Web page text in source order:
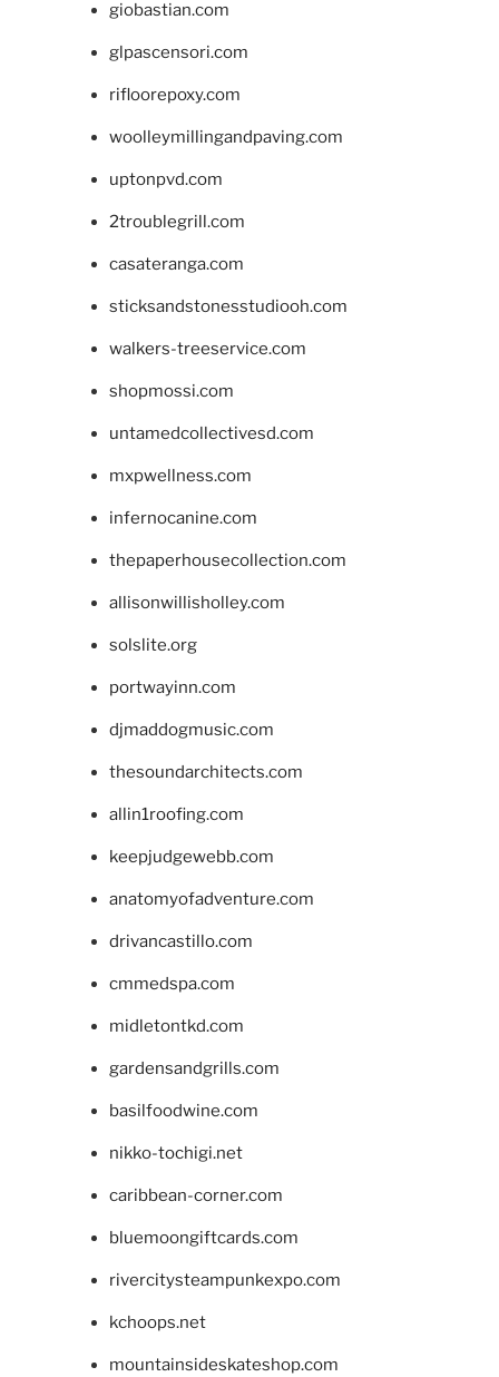
giobastian.com
glpascensori.com
rifloorepoxy.com
woolleymillingandpaving.com
uptonpvd.com
2troublegrill.com
casateranga.com
sticksandstonesstudiooh.com
walkers-treeservice.com
shopmossi.com
untamedcollectivesd.com
mxpwellness.com
infernocanine.com
thepaperhousecollection.com
allisonwillisholley.com
solslite.org
portwayinn.com
djmaddogmusic.com
thesoundarchitects.com
allin1roofing.com
keepjudgewebb.com
anatomyofadventure.com
drivancastillo.com
cmmedspa.com
midletontkd.com
gardensandgrills.com
basilfoodwine.com
nikko-tochigi.net
caribbean-corner.com
bluemoongiftcards.com
rivercitysteampunkexpo.com
kchoops.net
mountainsideskateshop.com